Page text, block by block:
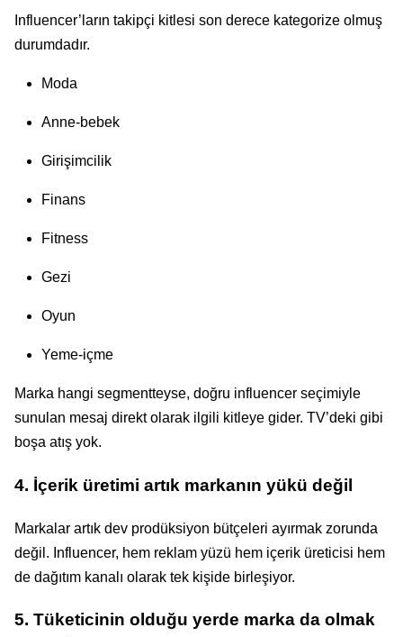
Influencer’ların takipçi kitlesi son derece kategorize olmuş
durumdadır.
Moda
Anne-bebek
Girişimcilik
Finans
Fitness
Gezi
Oyun
Yeme-içme
Marka hangi segmentteyse, doğru influencer seçimiyle
sunulan mesaj direkt olarak ilgili kitleye gider. TV’deki gibi
boşa atış yok.
4. İçerik üretimi artık markanın yükü değil
Markalar artık dev prodüksiyon bütçeleri ayırmak zorunda
değil. Influencer, hem reklam yüzü hem içerik üreticisi hem
de dağıtım kanalı olarak tek kişide birleşiyor.
5. Tüketicinin olduğu yerde marka da olmak